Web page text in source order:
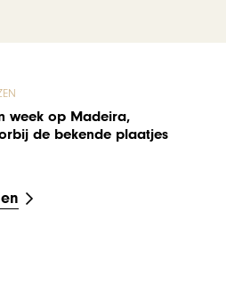
week op Madeira,
de bekende plaatjes